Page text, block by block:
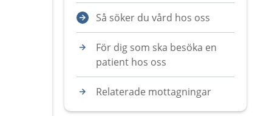
Så söker du vård hos oss
För dig som ska besöka en
patient hos oss
Relaterade mottagningar